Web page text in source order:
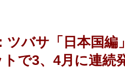
ツバサ「日本国
で3、4月に連続